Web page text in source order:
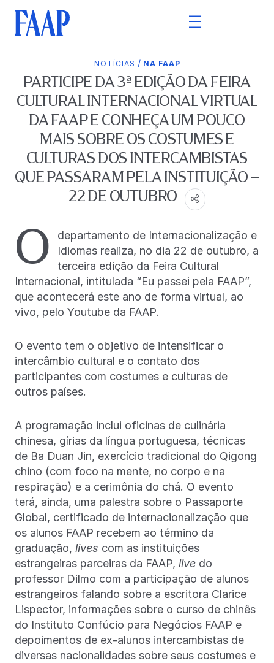
NOTÍCIAS / NA FAAP
PARTICIPE DA 3ª EDIÇÃO DA FEIRA
CULTURAL INTERNACIONAL VIRTUAL
DA FAAP E CONHEÇA UM POUCO
MAIS SOBRE OS COSTUMES E
CULTURAS DOS INTERCAMBISTAS
QUE PASSARAM PELA INSTITUIÇÃO –
22 DE OUTUBRO
O
departamento de Internacionalização e
Idiomas realiza, no dia 22 de outubro, a
terceira edição da Feira Cultural
Internacional, intitulada “Eu passei pela FAAP”,
que acontecerá este ano de forma virtual, ao
vivo, pelo Youtube da FAAP.
O evento tem o objetivo de intensificar o
intercâmbio cultural e o contato dos
participantes com costumes e culturas de
outros países.
A programação inclui oficinas de culinária
chinesa, gírias da língua portuguesa, técnicas
de Ba Duan Jin, exercício tradicional do Qigong
chino (com foco na mente, no corpo e na
respiração) e a cerimônia do chá. O evento
terá, ainda, uma palestra sobre o Passaporte
Global, certificado de internacionalização que
os alunos FAAP recebem ao término da
graduação, lives com as instituições
estrangeiras parceiras da FAAP, live do
professor Dilmo com a participação de alunos
estrangeiros falando sobre a escritora Clarice
Lispector, informações sobre o curso de chinês
do Instituto Confúcio para Negócios FAAP e
depoimentos de ex-alunos intercambistas de
diversas nacionalidades sobre seus costumes e